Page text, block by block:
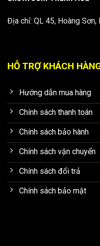
Địa chỉ: QL 45, Hoàng Sơn,
HỖ TRỢ KHÁCH
Hướng dẫn mua hàng
Chính sách thanh toán
Chính sách bảo hành
Chính sách vận chuyển
Chính sách đổi trả
Chính sách bảo mật